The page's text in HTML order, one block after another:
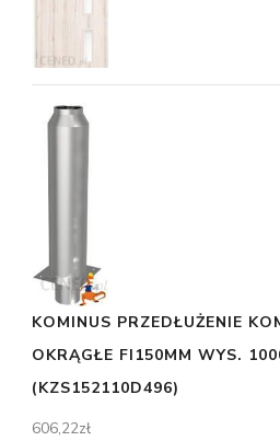
KOMINUS PRZEDŁUŻENIE
OKRĄGŁE FI150MM WYS.
(KZS152110D496)
606,22zł